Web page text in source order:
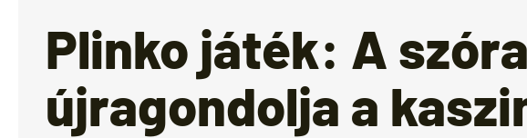
Plinko játék: A
újragondolja a